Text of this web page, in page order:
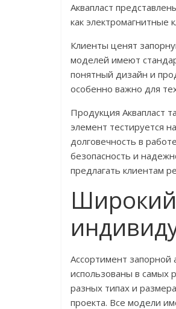
Аквапласт
как электромагнитные
Клиенты ценят
моделей имеют
понятный дизайн и
особенно важно для
Продукция Аквапласт
элемент тестируется
долговечность в
безопасность и
предлагать клиентам
Широкий
Ассортимент запорной
использованы в самых
разных типах и
проекта. Все модели